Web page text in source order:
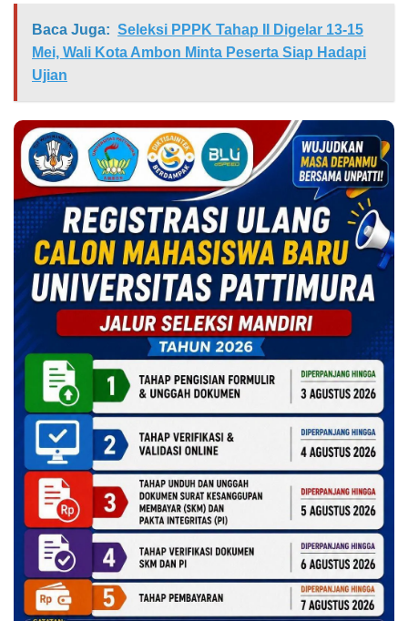
Baca Juga: Seleksi PPPK Tahap II Digelar 13-15
Mei, Wali Kota Ambon Minta Peserta Siap Hadapi
Ujian